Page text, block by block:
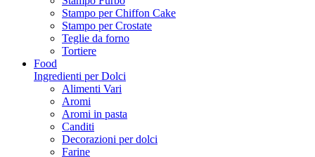
Stampo per Chiffon Cake
Stampo per Crostate
Teglie da forno
Tortiere
Food
Ingredienti per Dolci
Alimenti Vari
Aromi
Aromi in pasta
Canditi
Decorazioni per dolci
Farine